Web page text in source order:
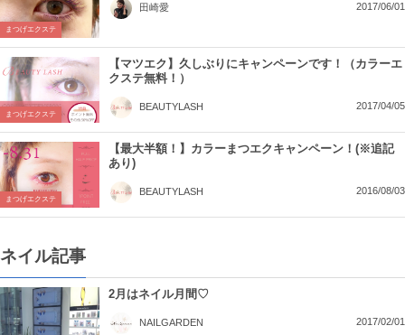
まつげエクステ
田崎愛 2017/06/01
まつげエクステ
【マツエク】久しぶりにキャンペーンです！（カラーエ
クステ無料！）
BEAUTYLASH 2017/04/05
まつげエクステ
【最大半額！】カラーまつエクキャンペーン！(※追記
あり)
BEAUTYLASH 2016/08/03
ネイル記事
2月はネイル月間♡
NAILGARDEN 2017/02/01